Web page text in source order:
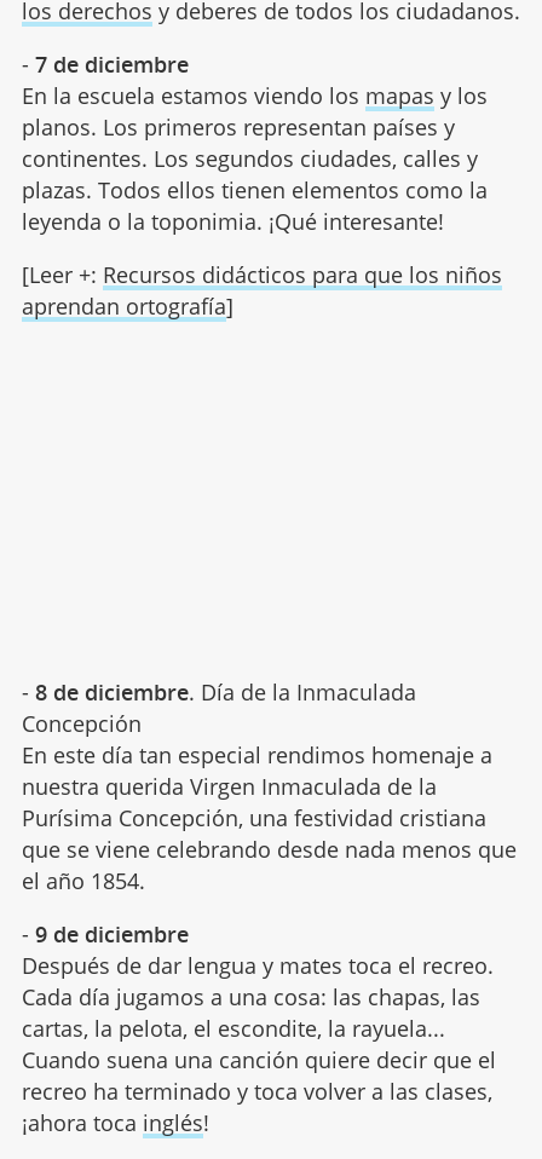
los derechos y deberes de todos los ciudadanos.
- 7 de diciembre
En la escuela estamos viendo los mapas y los
planos. Los primeros representan países y
continentes. Los segundos ciudades, calles y
plazas. Todos ellos tienen elementos como la
leyenda o la toponimia. ¡Qué interesante!
[Leer +: Recursos didácticos para que los niños
aprendan ortografía]
- 8 de diciembre. Día de la Inmaculada
Concepción
En este día tan especial rendimos homenaje a
nuestra querida Virgen Inmaculada de la
Purísima Concepción, una festividad cristiana
que se viene celebrando desde nada menos que
el año 1854.
- 9 de diciembre
Después de dar lengua y mates toca el recreo.
Cada día jugamos a una cosa: las chapas, las
cartas, la pelota, el escondite, la rayuela...
Cuando suena una canción quiere decir que el
recreo ha terminado y toca volver a las clases,
¡ahora toca inglés!